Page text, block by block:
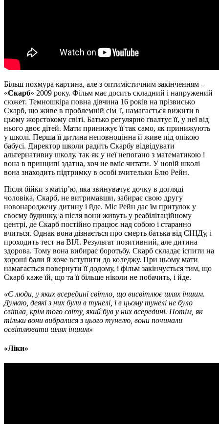
Більш похмура картина, але з оптимістичним закінченням –
«Скарб» 2009 року. Фільм має досить складний і напружений
сюжет. Темношкіра повна дівчина 16 років на прізвисько
Скарб, що живе в проблемній сім 'ї, намагається вижити в
цьому жорстокому світі. Батько регулярно ґвалтує її, у неї від
нього двоє дітей. Мати принижує її так само, як принижують
у школі. Перша її дитина неповноцінна й живе під опікою
бабусі. Директор школи радить Скарбу відвідувати
альтернативну школу, так як у неї непогано з математикою і
вона в принципі здатна, хоч не вміє читати. У новій школі
вона знаходить підтримку в особі вчительки Блю Рейн.
Після бійки з матір’ю, яка звинувачує дочку в догляді
чоловіка, Скарб, не витримавши, забирає свою другу
новонароджену дитину і йде. Міс Рейн дає їм притулок у
своєму будинку, а після вони живуть у реабілітаційному
центрі, де Скарб постійно працює над собою і старанно
вчиться. Однак вона дізнається про смерть батька від СНІДу, і
проходить тест на ВІЛ. Результат позитивний, але дитина
здорова. Тому вона вибирає боротьбу. Скарб складає іспити на
хороші бали й хоче вступити до коледжу. При цьому мати
намагається повернути її додому, і фільм закінчується тим, що
Скарб каже їй, що та її більше ніколи не побачить, і йде.
«Є люди, у яких всередині світло, що висвітлює шлях іншим.
Думаю, деякі з них були в тунелі, і в цьому тунелі не було
світла, крім того світу, який був у них всередині. Потім, як
тільки вони вибралися з цього тунелю, вони починали
освітлювати шлях іншим»
«Ліки»